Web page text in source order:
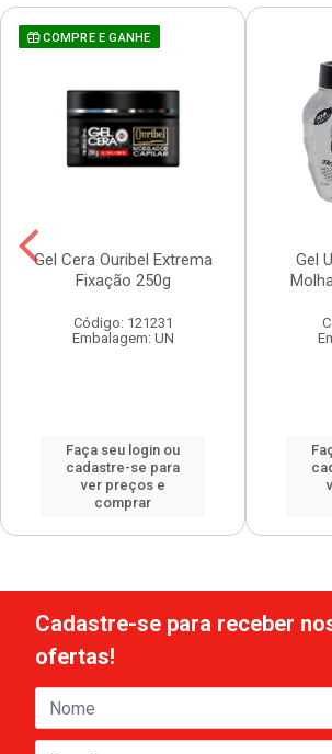
COMPRE E GANHE
Gel Cera Ouribel Extrema
Fixação 250g
Código: 121231
Embalagem: UN
Faça seu login ou
cadastre-se para
ver preços e
comprar
Gel
Cadastre-se para receber
ofertas!